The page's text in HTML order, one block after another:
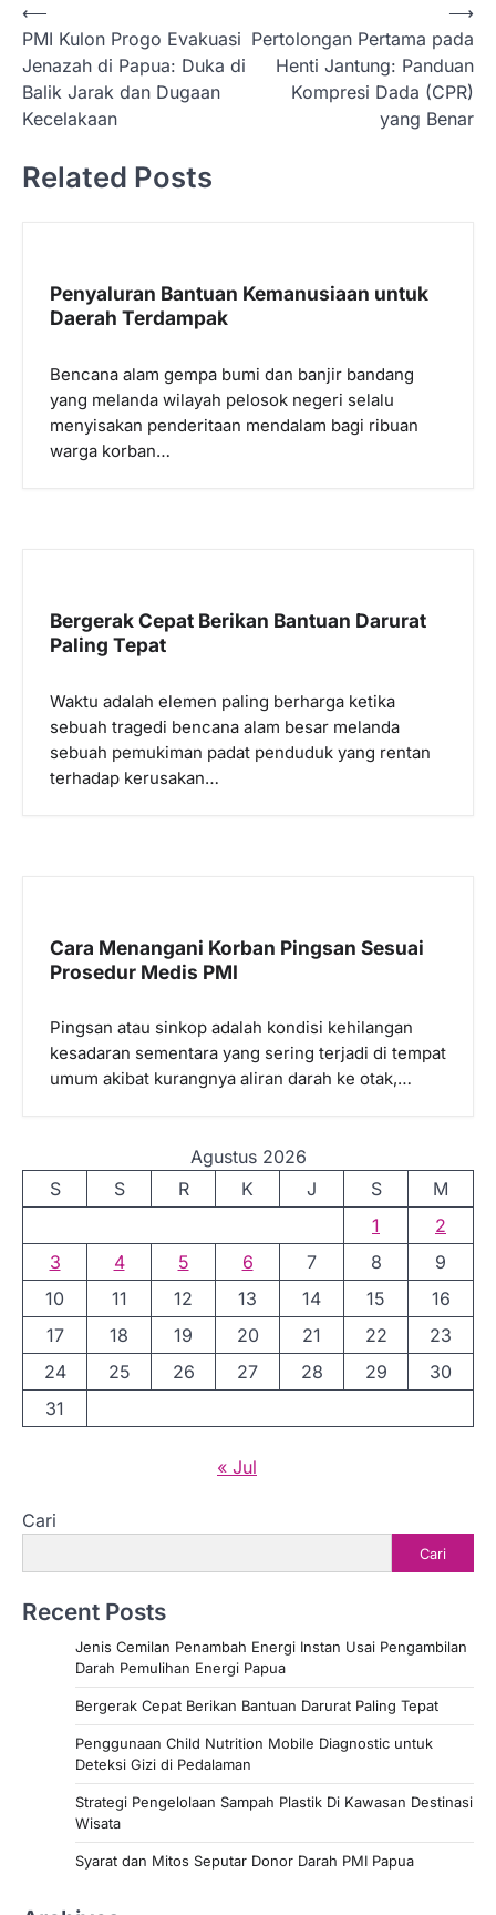
N
a
v
i
a
⟵
PMI Kulon Progo Evakuasi
Jenazah di Papua: Duka di
Balik Jarak dan Dugaan
Kecelakaan
Pertolongan Pertama pada
Henti Jantung: Panduan
Kompresi Dada (CPR)
yang Benar
⟶
Related Posts
Penyaluran Bantuan Kemanusiaan untuk
Daerah Terdampak
Bencana alam gempa bumi dan banjir bandang
yang melanda wilayah pelosok negeri selalu
menyisakan penderitaan mendalam bagi ribuan
warga korban…
Bergerak Cepat Berikan Bantuan Darurat
Paling Tepat
Waktu adalah elemen paling berharga ketika
sebuah tragedi bencana alam besar melanda
sebuah pemukiman padat penduduk yang rentan
terhadap kerusakan…
Cara Menangani Korban Pingsan Sesuai
Prosedur Medis PMI
Pingsan atau sinkop adalah kondisi kehilangan
kesadaran sementara yang sering terjadi di tempat
umum akibat kurangnya aliran darah ke otak,…
Agustus 2026
S
S R K J S
M
1
2
3
4 5 6 7 8
9
10
11 12 13 14 15
16
17
18 19 20 21 22
23
24
25 26 27 28 29
30
31
« Jul
Cari
Cari
Recent Posts
Jenis Cemilan Penambah Energi Instan Usai Pengambilan
Darah Pemulihan Energi Papua
Bergerak Cepat Berikan Bantuan Darurat Paling Tepat
Penggunaan Child Nutrition Mobile Diagnostic untuk
Deteksi Gizi di Pedalaman
Strategi Pengelolaan Sampah Plastik Di Kawasan Destinasi
Wisata
Syarat dan Mitos Seputar Donor Darah PMI Papua